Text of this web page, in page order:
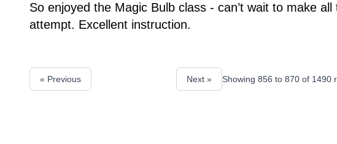
So enjoyed the Magic Bulb class - can’t wait to make
attempt. Excellent instruction.
« Previous Next » Showing 856 to 870 of 1490